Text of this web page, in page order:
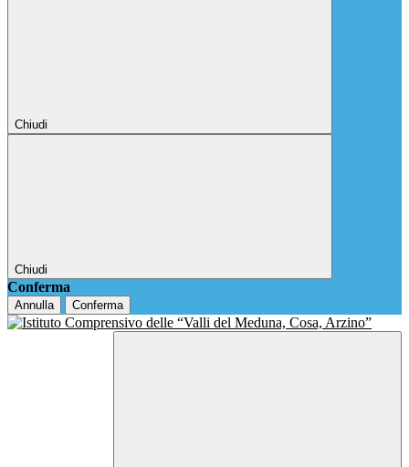
Chiudi
Chiudi
Conferma
Annulla Conferma